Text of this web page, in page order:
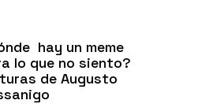
hay un meme
lo que no siento?
de Augusto